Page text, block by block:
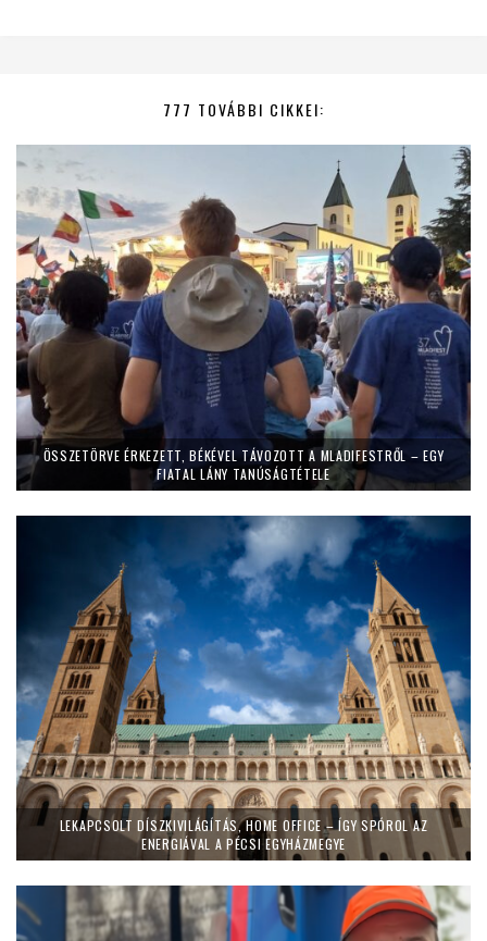
777 TOVÁBBI CIKKEI:
ÖSSZETÖRVE ÉRKEZETT, BÉKÉVEL TÁVOZOTT A MLADIFESTRŐL – EGY
FIATAL LÁNY TANÚSÁGTÉTELE
LEKAPCSOLT DÍSZKIVILÁGÍTÁS, HOME OFFICE – ÍGY SPÓROL AZ
ENERGIÁVAL A PÉCSI EGYHÁZMEGYE